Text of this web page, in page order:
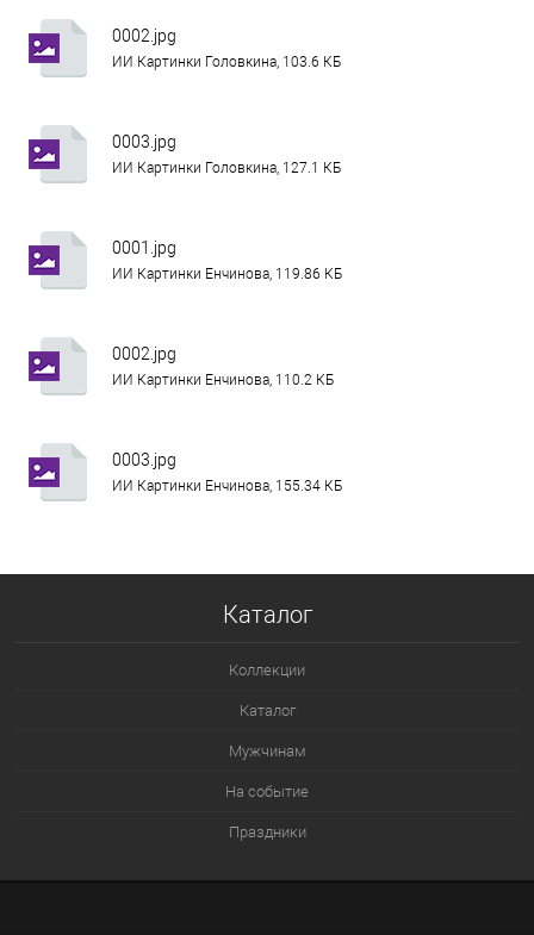
0002.jpg
ИИ Картинки Головкина, 103.6 КБ
0003.jpg
ИИ Картинки Головкина, 127.1 КБ
0001.jpg
ИИ Картинки Енчинова, 119.86 КБ
0002.jpg
ИИ Картинки Енчинова, 110.2 КБ
0003.jpg
ИИ Картинки Енчинова, 155.34 КБ
Каталог
Коллекции
Каталог
Мужчинам
На событие
Праздники